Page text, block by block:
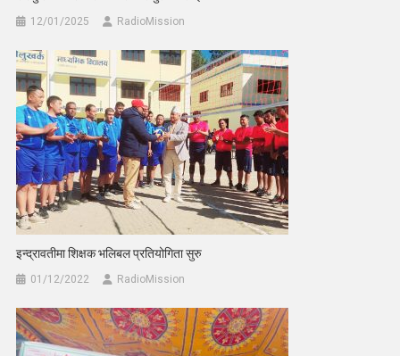
12/01/2025 RadioMission
इन्द्रावतीमा शिक्षक भलिबल प्रतियोगिता सुरु
01/12/2022 RadioMission